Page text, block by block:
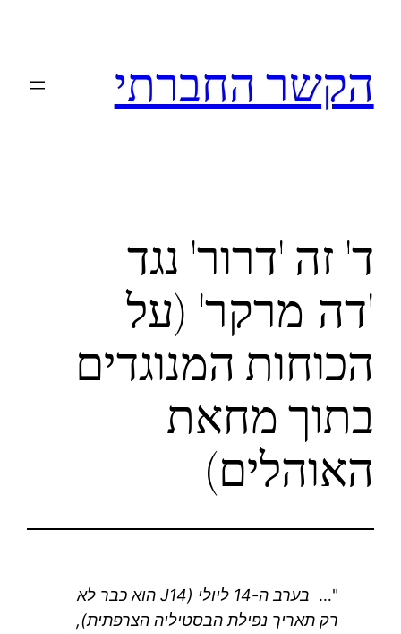
הקשר החברתי
ד' זה 'דרור' נגד
'דה-מרקר' (על
הכוחות המנוגדים
בתוך מחאת
האוהלים)
"…
בערב ה-14 ליולי (J14 הוא כבר לא
רק תאריך נפילת הבסטיליה הצרפתית),